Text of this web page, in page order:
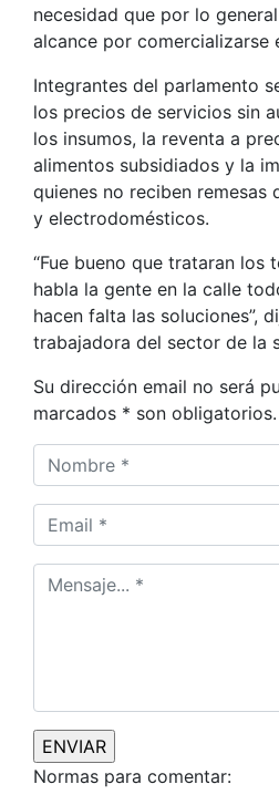
necesidad que por lo
alcance por comercializarse
Integrantes del parlamento
los precios de servicios sin
los insumos, la reventa a
alimentos subsidiados y la
quienes no reciben
y electrodomésticos.
“Fue bueno que trataran los
habla la gente en la calle
hacen falta las soluciones”,
trabajadora del sector de la
Su dirección email no será
marcados * son obligatorios.
Normas para comentar: